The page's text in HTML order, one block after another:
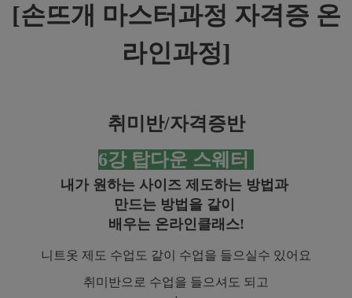
[손뜨개 마스터과정 자격증 온
라인과정]
취미반/자격증반
6강 탑다운 스웨터
내가 원하는 사이즈 제도하는 방법과
만드는 방법을 같이
배우는 온라인클래스!
니트옷 제도 수업도 같이 수업을 들으실수 있어요
취미반으로 수업을 들으셔도 되고